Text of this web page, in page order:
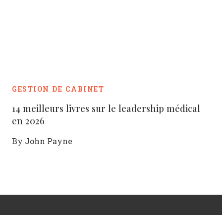
GESTION DE CABINET
14 meilleurs livres sur le leadership médical
en 2026
By John Payne